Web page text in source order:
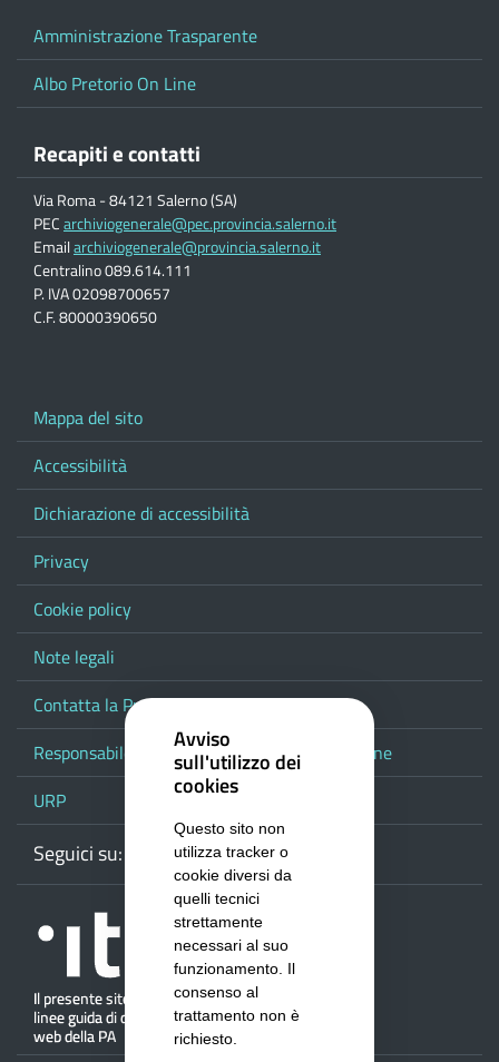
Amministrazione Trasparente
Albo Pretorio On Line
Recapiti e contatti
Via Roma - 84121 Salerno (SA)
PECarchiviogenerale@pec.provincia.salerno.it
Emailarchiviogenerale@provincia.salerno.it
Centralino 089.614.111
P. IVA 02098700657
C.F. 80000390650
Mappa del sito
Accessibilità
Dichiarazione di accessibilità
Privacy
Cookie policy
Note legali
Contatta la Provincia
Responsabile del procedimento di pubblicazione
URP
Seguici su: WebmailFacebook
Youtube
Avviso
sull'utilizzo dei
cookies
Questo sito non
utilizza tracker o
cookie diversi da
quelli tecnici
strettamente
necessari al suo
funzionamento. Il
consenso al
trattamento non è
richiesto.